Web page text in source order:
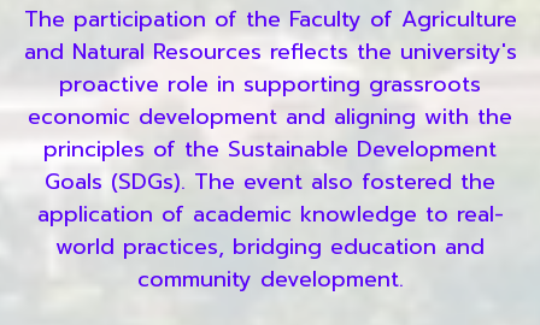
The participation of the Faculty of Agriculture
and Natural Resources reflects the university's
proactive role in supporting grassroots
economic development and aligning with the
principles of the Sustainable Development
Goals (SDGs). The event also fostered the
application of academic knowledge to real-
world practices, bridging education and
community development.